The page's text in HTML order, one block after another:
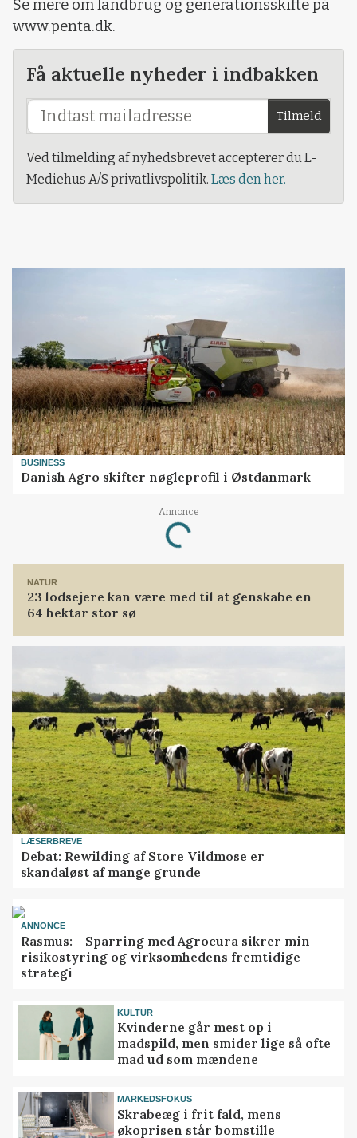
Se mere om landbrug og generationsskifte på
www.penta.dk.
Få aktuelle nyheder i indbakken
Tilmeld
Ved tilmelding af nyhedsbrevet accepterer du L-
Mediehus A/S privatlivspolitik. Læs den her.
BUSINESS
Danish Agro skifter nøgleprofil i Østdanmark
Annonce
Loading...
NATUR
23 lodsejere kan være med til at genskabe en
64 hektar stor sø
LÆSERBREVE
Debat: Rewilding af Store Vildmose er
skandaløst af mange grunde
ANNONCE
Rasmus: - Sparring med Agrocura sikrer min
risikostyring og virksomhedens fremtidige
strategi
KULTUR
Kvinderne går mest op i
madspild, men smider lige så ofte
mad ud som mændene
MARKEDSFOKUS
Skrabeæg i frit fald, mens
økoprisen står bomstille